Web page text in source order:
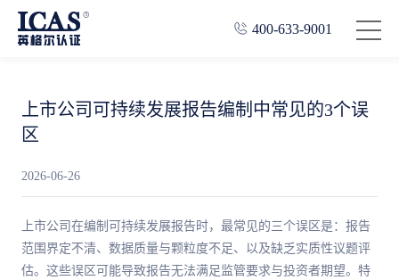
400-633-9001
上市公司可持续发展报告编制中常见的3个误
区
2026-06-26
上市公司在编制可持续发展报告时，最常见的三个误区是：报告
范围界定不清、数据质量与颗粒度不足、以及缺乏实质性议题评
估。这些误区可能导致报告无法满足监管要求与投资者期望。特